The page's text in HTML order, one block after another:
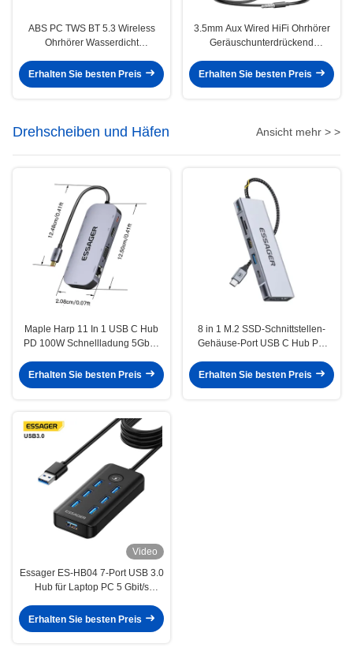
ABS PC TWS BT 5.3 Wireless
Ohrhörer Wasserdicht
Erhalten Sie besten Preis
3.5mm Aux Wired HiFi Ohrhörer
Geräuschunterdrückend
Erhalten Sie besten Preis
Drehscheiben und Häfen Ansicht mehr > >
Maple Harp 11 In 1 USB C Hub
PD 100W Schnellladung 5Gbps
Erhalten Sie besten Preis
8 in 1 M.2 SSD-Schnittstellen-
Gehäuse-Port USB C Hub PD
Erweiterung
Erhalten Sie besten Preis
Video
Essager ES-HB04 7-Port USB 3.0
Hub für Laptop PC 5 Gbit/s
Erhalten Sie besten Preis